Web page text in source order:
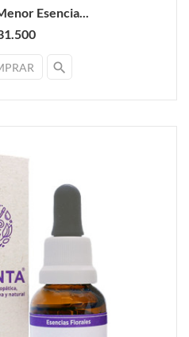
Esencia...
search